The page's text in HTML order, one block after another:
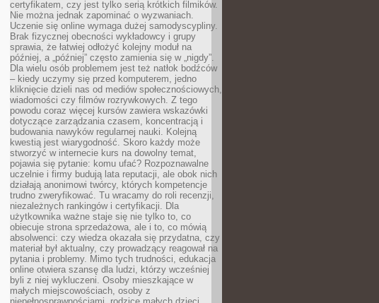
certyfikatem, czy jest tylko serią krótkich filmików.
Nie można jednak zapominać o wyzwaniach.
Uczenie się online wymaga dużej samodyscypliny.
Brak fizycznej obecności wykładowcy i grupy
sprawia, że łatwiej odłożyć kolejny moduł na
później, a „później” często zamienia się w „nigdy”.
Dla wielu osób problemem jest też natłok bodźców
– kiedy uczymy się przed komputerem, jedno
kliknięcie dzieli nas od mediów społecznościowych,
wiadomości czy filmów rozrywkowych. Z tego
powodu coraz więcej kursów zawiera wskazówki
dotyczące zarządzania czasem, koncentracją i
budowania nawyków regularnej nauki. Kolejną
kwestią jest wiarygodność. Skoro każdy może
stworzyć w internecie kurs na dowolny temat,
pojawia się pytanie: komu ufać? Rozpoznawalne
uczelnie i firmy budują lata reputacji, ale obok nich
działają anonimowi twórcy, których kompetencje
trudno zweryfikować. Tu wracamy do roli recenzji,
niezależnych rankingów i certyfikacji. Dla
użytkownika ważne staje się nie tylko to, co
obiecuje strona sprzedażowa, ale i to, co mówią
absolwenci: czy wiedza okazała się przydatna, czy
materiał był aktualny, czy prowadzący reagował na
pytania i problemy. Mimo tych trudności, edukacja
online otwiera szansę dla ludzi, którzy wcześniej
byli z niej wykluczeni. Osoby mieszkające w
małych miejscowościach, osoby z